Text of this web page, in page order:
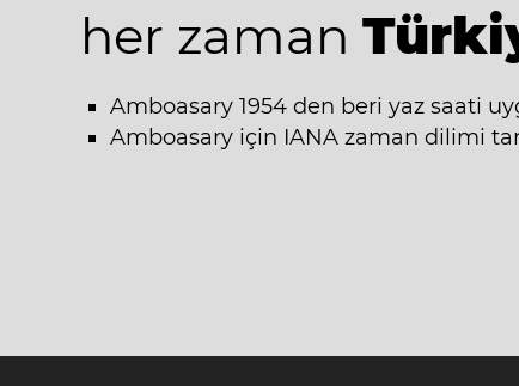
her zaman
Amboasary 1954 den beri yaz saati
Amboasary için IANA zaman dilimi